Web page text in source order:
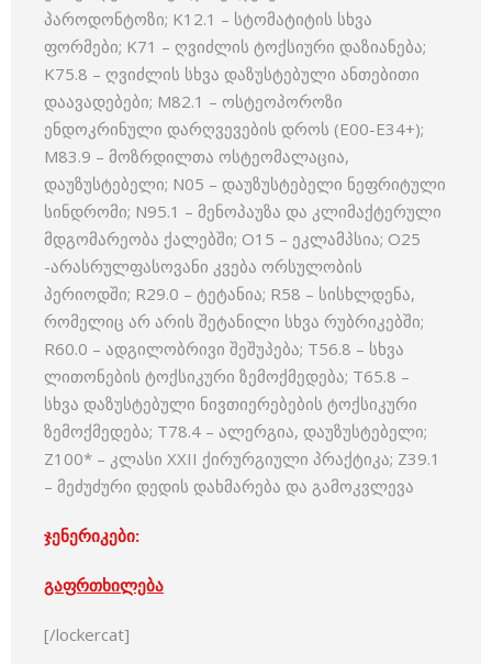
პაროდონტოზი; K12.1 – სტომატიტის სხვა
ფორმები; K71 – ღვიძლის ტოქსიური დაზიანება;
K75.8 – ღვიძლის სხვა დაზუსტებული ანთებითი
დაავადებები; M82.1 – ოსტეოპოროზი
ენდოკრინული დარღვევების დროს (E00-E34+);
M83.9 – მოზრდილთა ოსტეომალაცია,
დაუზუსტებელი; N05 – დაუზუსტებელი ნეფრიტული
სინდრომი; N95.1 – მენოპაუზა და კლიმაქტერული
მდგომარეობა ქალებში; O15 – ეკლამპსია; O25
-არასრულფასოვანი კვება ორსულობის
პერიოდში; R29.0 – ტეტანია; R58 – სისხლდენა,
რომელიც არ არის შეტანილი სხვა რუბრიკებში;
R60.0 – ადგილობრივი შეშუპება; T56.8 – სხვა
ლითონების ტოქსიკური ზემოქმედება; T65.8 –
სხვა დაზუსტებული ნივთიერებების ტოქსიკური
ზემოქმედება; T78.4 – ალერგია, დაუზუსტებელი;
Z100* – კლასი XXII ქირურგიული პრაქტიკა; Z39.1
– მეძუძური დედის დახმარება და გამოკვლევა
ჯენერიკები:
გაფრთხილება
[/lockercat]